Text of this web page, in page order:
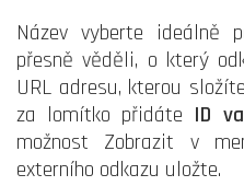
Název vyberte ideálně
přesně věděli, o který
URL adresu, kterou
za lomítko přidáte ID
možnost Zobrazit v
externího odkazu uložte.